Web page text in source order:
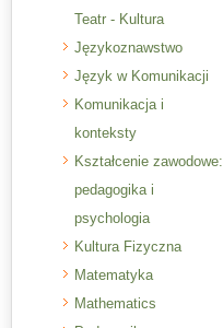
Teatr - Kultura
Językoznawstwo
Język w Komunikacji
Komunikacja i
konteksty
Kształcenie zawodowe:
pedagogika i
psychologia
Kultura Fizyczna
Matematyka
Mathematics